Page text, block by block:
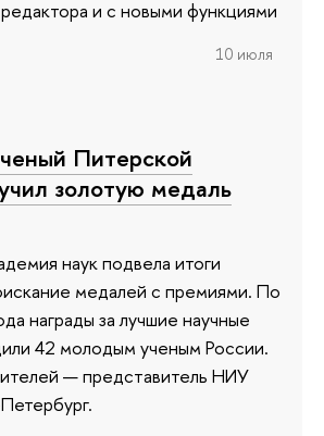
и с новыми функциями
10 июля
Питерской
золотую медаль
наук подвела итоги
медалей с премиями. По
награды за лучшие научные
42 молодым ученым России.
— представитель НИУ